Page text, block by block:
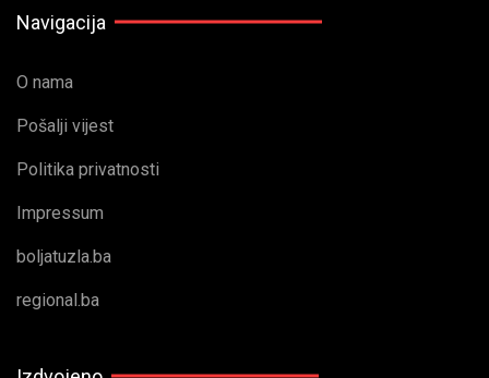
Navigacija
O nama
Pošalji vijest
Politika privatnosti
Impressum
boljatuzla.ba
regional.ba